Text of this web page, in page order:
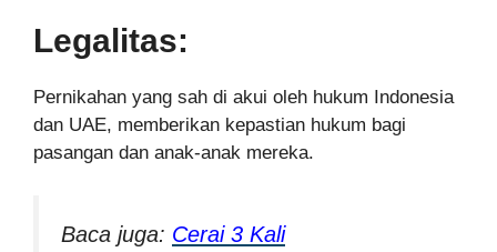
Legalitas:
Pernikahan yang sah di akui oleh hukum Indonesia
dan UAE, memberikan kepastian hukum bagi
pasangan dan anak-anak mereka.
Baca juga: Cerai 3 Kali